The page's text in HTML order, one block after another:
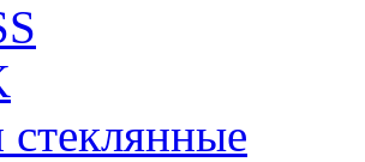
стеклянные